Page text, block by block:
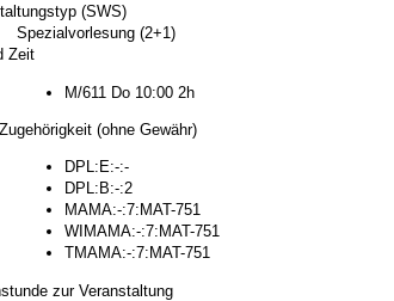
(SWS)
Spezialvorlesung (2+1)
Zeit
M/611 Do 10:00 2h
(ohne Gewähr)
DPL:E:-:-
DPL:B:-:2
MAMA:-:7:MAT-751
WIMAMA:-:7:MAT-751
TMAMA:-:7:MAT-751
zur Veranstaltung